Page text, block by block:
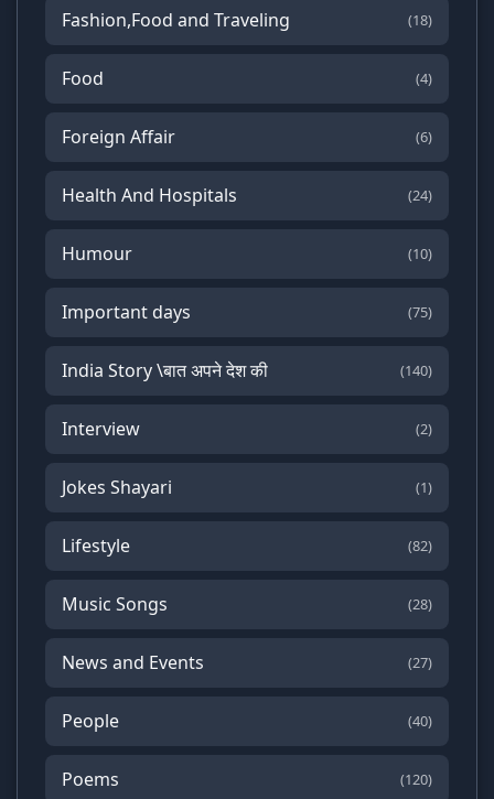
Fashion,Food and Traveling (18)
Food (4)
Foreign Affair (6)
Health And Hospitals (24)
Humour (10)
Important days (75)
India Story \बात अपने देश की (140)
Interview (2)
Jokes Shayari (1)
Lifestyle (82)
Music Songs (28)
News and Events (27)
People (40)
Poems (120)